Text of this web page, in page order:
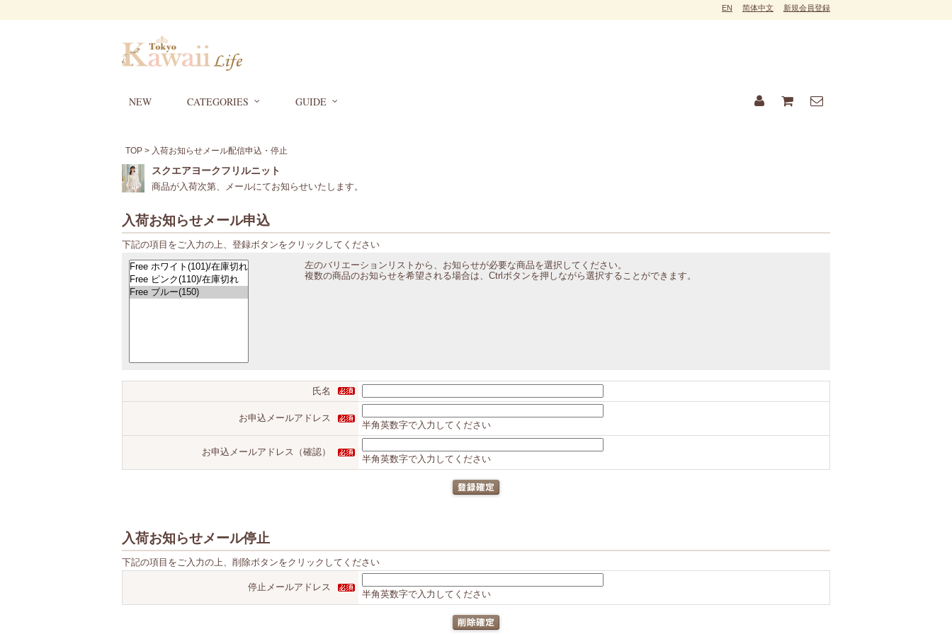
EN 简体中文 新規会員登録
NEW CATEGORIES GUIDE
TOP > 入荷お知らせメール配信申込・停止
スクエアヨークフリルニット
商品が入荷次第、メールにてお知らせいたします。
入荷お知らせメール申込
下記の項目をご入力の上、登録ボタンをクリックしてください
左のバリエーションリストから、お知らせが必要な商品を選択してください。
複数の商品のお知らせを希望される場合は、Ctrlボタンを押しながら選択することができます。
氏名
お申込メールアドレス
半角英数字で入力してください
お申込メールアドレス（確認）
半角英数字で入力してください
入荷お知らせメール停止
下記の項目をご入力の上、削除ボタンをクリックしてください
停止メールアドレス
半角英数字で入力してください